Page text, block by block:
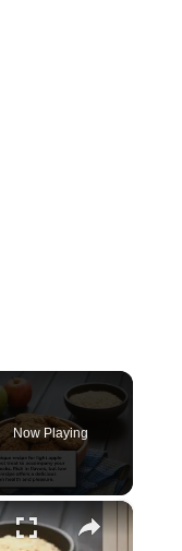
Now Playing
×